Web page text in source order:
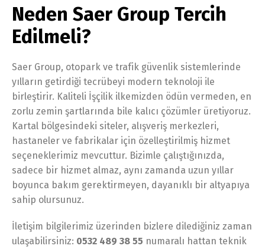
Neden Saer Group Tercih
Edilmeli?
Saer Group, otopark ve trafik güvenlik sistemlerinde
yılların getirdiği tecrübeyi modern teknoloji ile
birleştirir. Kaliteli İşçilik ilkemizden ödün vermeden, en
zorlu zemin şartlarında bile kalıcı çözümler üretiyoruz.
Kartal bölgesindeki siteler, alışveriş merkezleri,
hastaneler ve fabrikalar için özelleştirilmiş hizmet
seçeneklerimiz mevcuttur. Bizimle çalıştığınızda,
sadece bir hizmet almaz, aynı zamanda uzun yıllar
boyunca bakım gerektirmeyen, dayanıklı bir altyapıya
sahip olursunuz.
İletişim bilgilerimiz üzerinden bizlere dilediğiniz zaman
ulaşabilirsiniz: 0532 489 38 55 numaralı hattan teknik